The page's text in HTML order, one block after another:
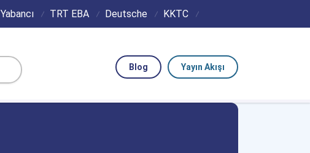
Yabancı TRT EBA Deutsche KKTC
Yayın Akışı
Blog